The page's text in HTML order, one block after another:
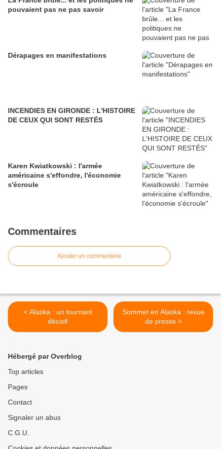
pouvaient pas ne pas savoir
Dérapages en manifestations
INCENDIES EN GIRONDE : L'HISTOIRE
DE CEUX QUI SONT RESTÉS
Karen Kwiatkowski : l'armée
américaine s'effondre, l'économie
s'écroule
Commentaires
Ajouter un commentaire
< Alaska : un tournant
décisif
Sommet en Alaska : revue
de presse >
Hébergé par Overblog
Top articles
Pages
Contact
Signaler un abus
C.G.U.